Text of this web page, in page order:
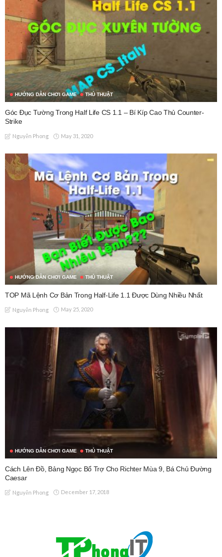
HƯỚNG DẪN CHƠI GAME THỦ THUẬT
Góc Đục Tường Trong Half Life CS 1.1 – Bí Kíp Cao Thủ Counter-
Strike
Nguyễn Phong May 31, 2020
HƯỚNG DẪN CHƠI GAME THỦ THUẬT
TOP Mã Lệnh Cơ Bản Trong Half-Life 1.1 Được Dùng Nhiều Nhất
Nguyễn Phong May 25, 2020
HƯỚNG DẪN CHƠI GAME THỦ THUẬT
Cách Lên Đồ, Bảng Ngọc Bổ Trợ Cho Richter Mùa 9, Bá Chủ Đường
Caesar
Nguyễn Phong December 17, 2018